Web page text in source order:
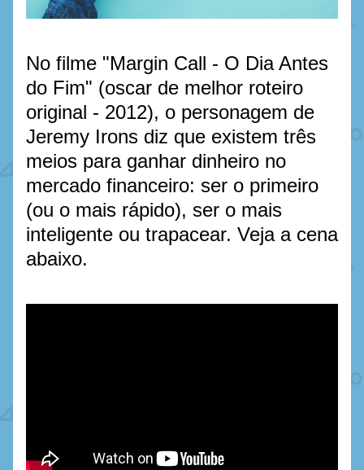
No filme "Margin Call - O Dia Antes
do Fim" (oscar de melhor roteiro
original - 2012), o personagem de
Jeremy Irons diz que existem três
meios para ganhar dinheiro no
mercado financeiro: ser o primeiro
(ou o mais rápido), ser o mais
inteligente ou trapacear. Veja a cena
abaixo.